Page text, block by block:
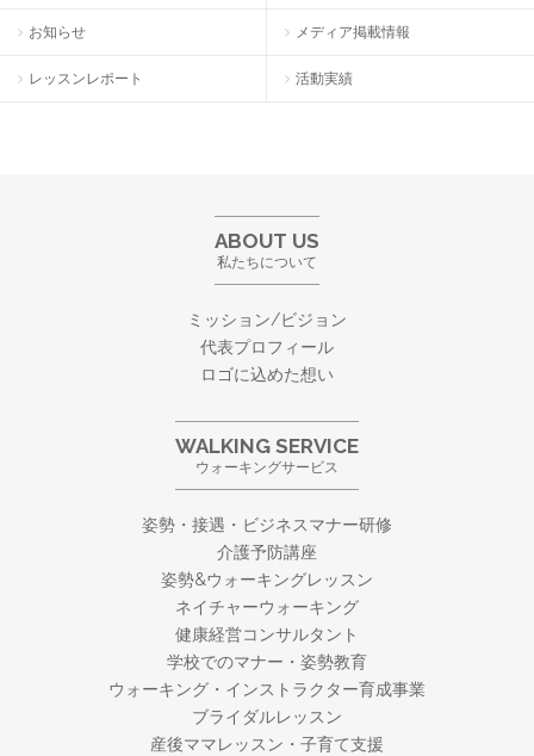
お知らせ メディア掲載情報
レッスンレポート 活動実績
ABOUT US
私たちについて
ミッション/ビジョン
代表プロフィール
ロゴに込めた想い
WALKING SERVICE
ウォーキングサービス
姿勢・接遇・ビジネスマナー研修
介護予防講座
姿勢&ウォーキングレッスン
ネイチャーウォーキング
健康経営コンサルタント
学校でのマナー・姿勢教育
ウォーキング・ インストラクター育成事業
ブライダルレッスン
産後ママレッスン・子育て支援